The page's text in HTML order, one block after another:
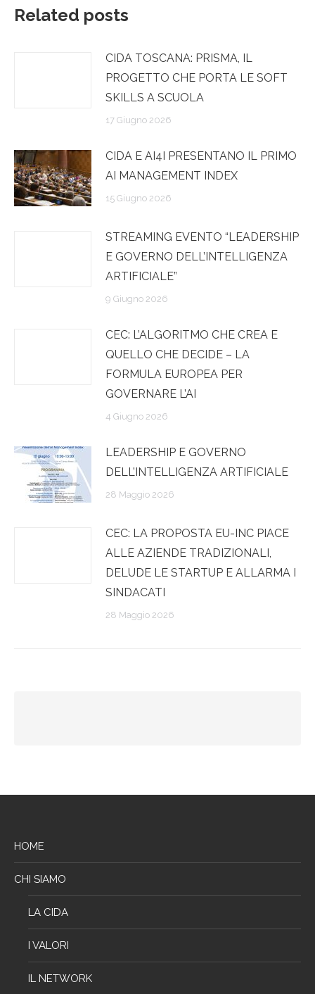
Related posts
CIDA TOSCANA: PRISMA, IL
PROGETTO CHE PORTA LE SOFT
SKILLS A SCUOLA
17 Giugno 2026
CIDA E AI4I PRESENTANO IL PRIMO
AI MANAGEMENT INDEX
15 Giugno 2026
STREAMING EVENTO “LEADERSHIP
E GOVERNO DELL’INTELLIGENZA
ARTIFICIALE”
9 Giugno 2026
CEC: L’ALGORITMO CHE CREA E
QUELLO CHE DECIDE – LA
FORMULA EUROPEA PER
GOVERNARE L’AI
4 Giugno 2026
LEADERSHIP E GOVERNO
DELL’INTELLIGENZA ARTIFICIALE
28 Maggio 2026
CEC: LA PROPOSTA EU-INC PIACE
ALLE AZIENDE TRADIZIONALI,
DELUDE LE STARTUP E ALLARMA I
SINDACATI
28 Maggio 2026
HOME
CHI SIAMO
LA CIDA
I VALORI
IL NETWORK